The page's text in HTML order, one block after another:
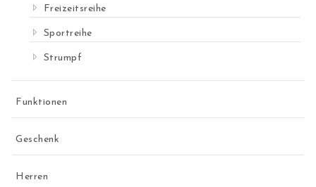
Freizeitsreihe
Sportreihe
Strumpf
Funktionen
Geschenk
Herren